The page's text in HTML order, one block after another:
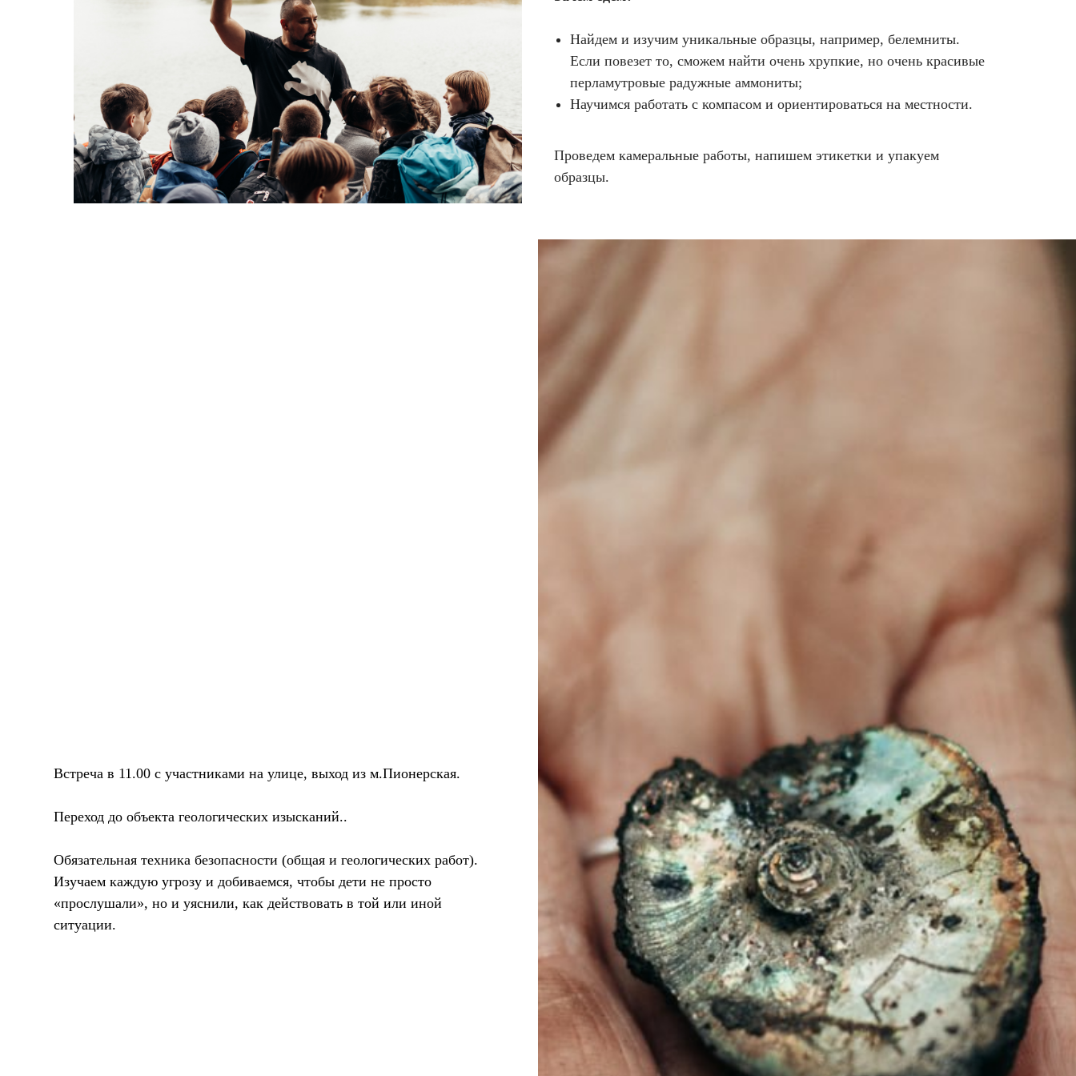
Найдем и изучим уникальные образцы, например, белемниты.
Если повезет то, сможем найти очень хрупкие, но очень красивые
перламутровые радужные аммониты;
Научимся работать с компасом и ориентироваться на местности.
Проведем камеральные работы, напишем этикетки и упакуем
образцы.
Встреча в 11.00 с участниками на улице, выход из м.Пионерская.
Переход до объекта геологических изысканий..
Обязательная техника безопасности (общая и геологических работ).
Изучаем каждую угрозу и добиваемся, чтобы дети не просто
«прослушали», но и уяснили, как действовать в той или иной
ситуации.